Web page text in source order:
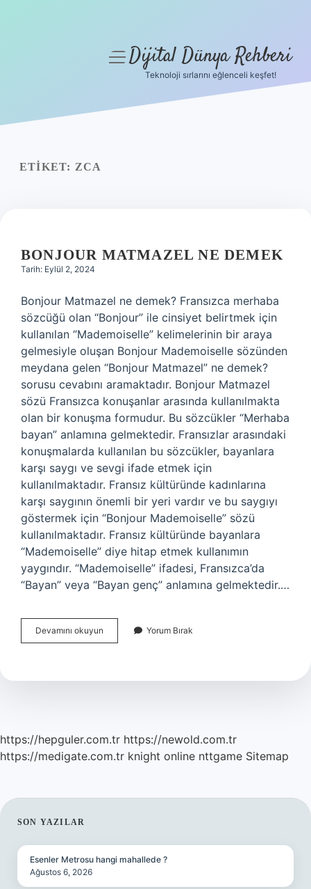
Yasal Uyarı
menüyüDijital Dünya Rehberi
Teknoloji sırlarını eğlenceli keşfet!
ETIKET: ZCA
BONJOUR MATMAZEL NE DEMEK
Tarih: Eylül 2, 2024
Bonjour Matmazel ne demek? Fransızca merhaba
sözcüğü olan “Bonjour” ile cinsiyet belirtmek için
kullanılan “Mademoiselle” kelimelerinin bir araya
gelmesiyle oluşan Bonjour Mademoiselle sözünden
meydana gelen “Bonjour Matmazel” ne demek?
sorusu cevabını aramaktadır. Bonjour Matmazel
sözü Fransızca konuşanlar arasında kullanılmakta
olan bir konuşma formudur. Bu sözcükler “Merhaba
bayan” anlamına gelmektedir. Fransızlar arasındaki
konuşmalarda kullanılan bu sözcükler, bayanlara
karşı saygı ve sevgi ifade etmek için
kullanılmaktadır. Fransız kültüründe kadınlarına
karşı saygının önemli bir yeri vardır ve bu saygıyı
göstermek için “Bonjour Mademoiselle” sözü
kullanılmaktadır. Fransız kültüründe bayanlara
“Mademoiselle” diye hitap etmek kullanımın
yaygındır. “Mademoiselle” ifadesi, Fransızca’da
“Bayan” veya “Bayan genç” anlamına gelmektedir.…
Devamını okuyun
matmazel
Yorum Bırak
https://hepguler.com.tr https://newold.com.tr
https://medigate.com.tr knight online nttgame Sitemap
SIDEBAR
SON YAZILAR
Esenler Metrosu hangi mahallede ?
Ağustos 6, 2026